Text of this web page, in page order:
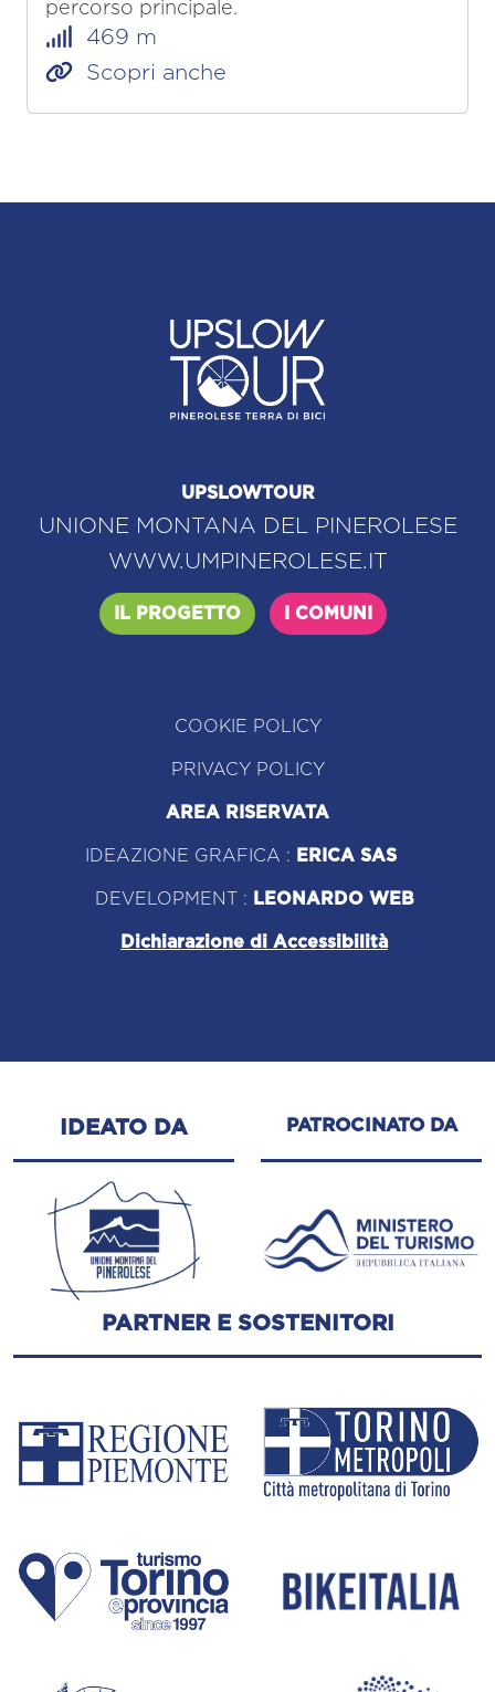
percorso principale.
469 m
Scopri anche
UPSLOWTOUR
UNIONE MONTANA DEL PINEROLESE
WWW.UMPINEROLESE.IT
IL PROGETTO I COMUNI
COOKIE POLICY
PRIVACY POLICY
AREA RISERVATA
IDEAZIONE GRAFICA : ERICA SAS
DEVELOPMENT : LEONARDO WEB
Dichiarazione di Accessibilità
IDEATO DA PATROCINATO DA
PARTNER E SOSTENITORI